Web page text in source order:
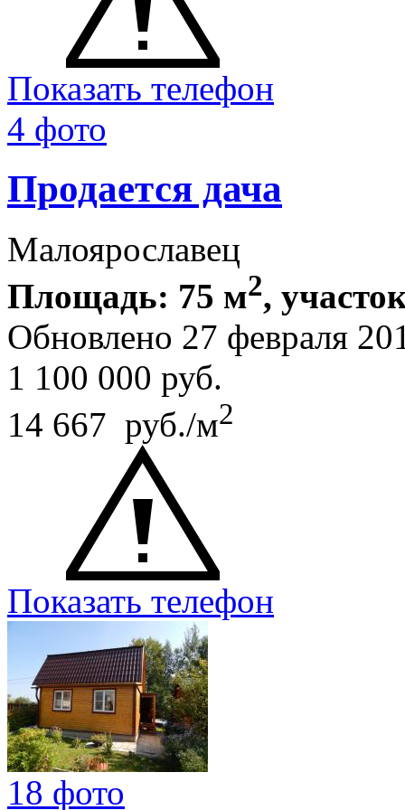
Показать телефон
4 фото
Продается дача
Малоярославец
Площадь: 75 м2,
Обновлено 27 февраля
1 100 000 руб.
14 667 руб./м2
Показать телефон
18 фото